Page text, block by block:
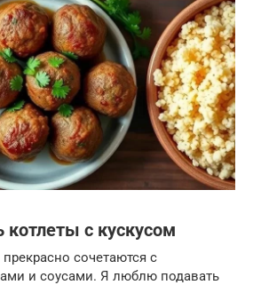
котлеты с кускусом
сочетаются с
и соусами. Я люблю подавать